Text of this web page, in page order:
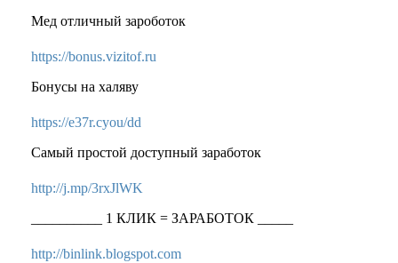
Мед отличный зароботок
https://bonus.vizitof.ru
Бонусы на халяву
https://e37r.cyou/dd
Самый простой доступный заработок
http://j.mp/3rxJlWK
__________ 1 КЛИК = ЗАРАБОТОК _____
http://binlink.blogspot.com